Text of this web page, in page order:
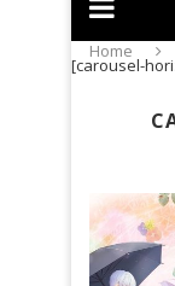
[carousel-
Home